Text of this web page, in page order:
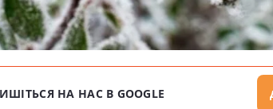
НА НАС В GOOGLE